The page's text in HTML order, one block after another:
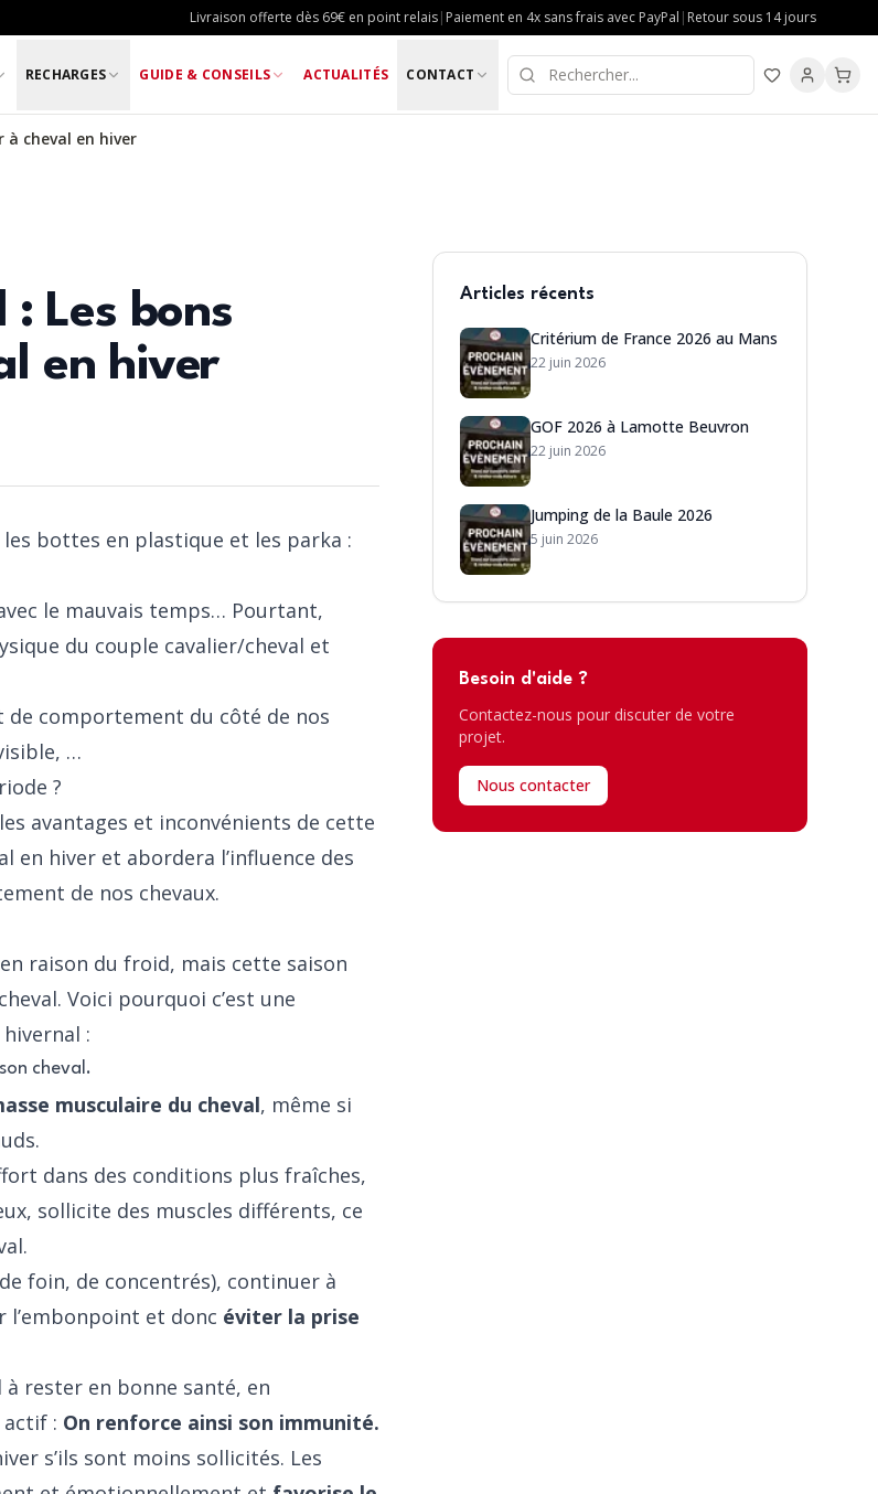
Livraison offerte dès 69€ en point relais| Paiement en 4x sans frais avec PayPal | Retour sous 14 jours
RECHARGES GUIDE & CONSEILS ACTUALITÉS CONTACT
à cheval en hiver
Les bons
en hiver
bottes en plastique et les parka :
le mauvais temps… Pourtant,
du couple cavalier/cheval et
de comportement du côté de nos
…
?
avantages et inconvénients de cette
en hiver et abordera l’influence des
de nos chevaux.
raison du froid, mais cette saison
Voici pourquoi c’est une
:
cheval.
musculaire du cheval, même si
dans des conditions plus fraîches,
sollicite des muscles différents, ce
foin, de concentrés), continuer à
l’embonpoint et donc éviter la prise
rester en bonne santé, en
: On renforce ainsi son immunité.
s’ils sont moins sollicités. Les
Articles récents
Critérium de France 2026 au Mans
22 juin 2026
GOF 2026 à Lamotte Beuvron
22 juin 2026
Jumping de la Baule 2026
5 juin 2026
Besoin d'aide ?
Contactez-nous pour discuter de votre
projet.
Nous contacter